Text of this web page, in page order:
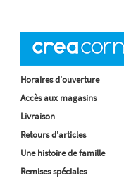
Horaires d'ouverture
Accès aux magasins
Livraison
Retours d'articles
Une histoire de famille
Remises spéciales